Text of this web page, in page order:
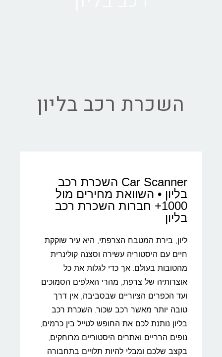
השכרת רכב בליון
Car Scanner השכרת רכב
בליון • השוואת מחירים מול
1000+ חברות השכרת רכב
בליון
ליון, בירת המטבח הצרפתי, היא עיר שוקקת
חיים עם היסטוריה עשירה וסצנה קולינרית
מהטובות בעולם. אך כדי לגלות את כל
אוצרותיה של צרפת, מהרי האלפים הסמוכים
ועד הכפרים הציוריים שבסביבה, אין דרך
טובה יותר מאשר רכב שכור. השכרת רכב
בליון נותנת לכם את החופש לטייל בין כרמים,
נופים הרריים ואתרים היסטוריים מרוחקים,
בקצב שלכם ומבלי להיות תלויים בתחבורה